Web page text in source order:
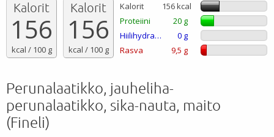
Kalorit
156
kcal / 100 g
Kalorit
156
kcal / 100 g
Kalorit
156 kcal
Proteiini
20 g
Hiilihydraatti
0 g
Rasva
9,5 g
Perunalaatikko, jauheliha-
perunalaatikko, sika-nauta, maito
(Fineli)